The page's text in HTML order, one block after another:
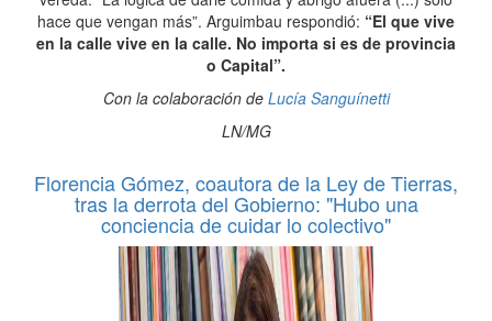
hace que vengan más”. Arguimbau respondió: “El que vive
en la calle vive en la calle. No importa si es de provincia
o Capital”.
Con la colaboración de Lucía Sanguínetti
LN/MG
Florencia Gómez, coautora de la Ley de Tierras,
tras la derrota del Gobierno: "Hubo una
conciencia de cuidar lo colectivo"